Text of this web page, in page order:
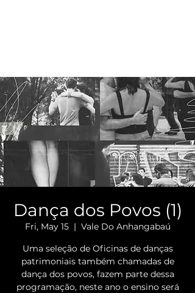
Dança dos Povos (1)
Fri, May 15
  |
Vale Do Anhangabaú
Uma seleção de Oficinas de danças
patrimoniais também chamadas de
dança dos povos, fazem parte dessa
programação, neste ano o ensino será